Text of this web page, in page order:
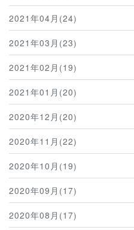
2021年04月(24)
2021年03月(23)
2021年02月(19)
2021年01月(20)
2020年12月(20)
2020年11月(22)
2020年10月(19)
2020年09月(17)
2020年08月(17)